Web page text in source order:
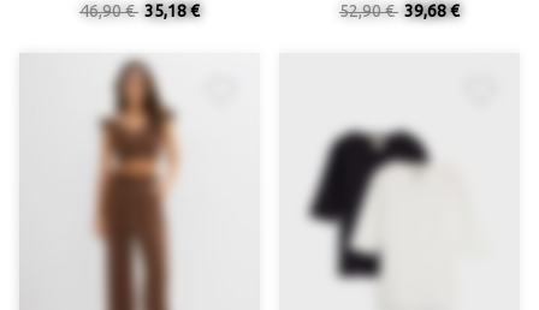
46,90 € 35,18 €
52,90 € 39,68 €